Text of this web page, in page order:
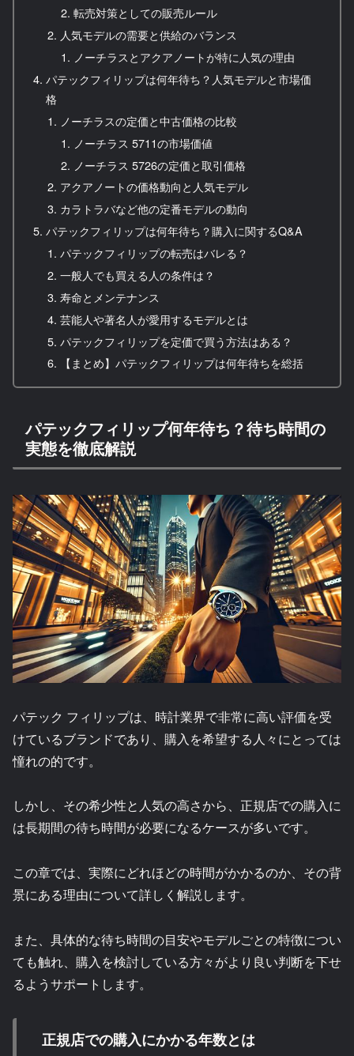
転売対策としての販売ルール
人気モデルの需要と供給のバランス
ノーチラスとアクアノートが特に人気の理由
パテックフィリップは何年待ち？人気モデルと市場価
格
ノーチラスの定価と中古価格の比較
ノーチラス 5711の市場価値
ノーチラス 5726の定価と取引価格
アクアノートの価格動向と人気モデル
カラトラバなど他の定番モデルの動向
パテックフィリップは何年待ち？購入に関するQ&A
パテックフィリップの転売はバレる？
一般人でも買える人の条件は？
寿命とメンテナンス
芸能人や著名人が愛用するモデルとは
パテックフィリップを定価で買う方法はある？
【まとめ】パテックフィリップは何年待ちを総括
パテックフィリップ何年待ち？待ち時間の
実態を徹底解説
パテック フィリップは、時計業界で非常に高い評価を受
けているブランドであり、購入を希望する人々にとっては
憧れの的です。
しかし、その希少性と人気の高さから、正規店での購入に
は長期間の待ち時間が必要になるケースが多いです。
この章では、実際にどれほどの時間がかかるのか、その背
景にある理由について詳しく解説します。
また、具体的な待ち時間の目安やモデルごとの特徴につい
ても触れ、購入を検討している方々がより良い判断を下せ
るようサポートします。
正規店での購入にかかる年数とは